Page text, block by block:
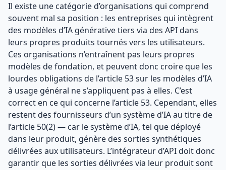
Il existe une catégorie d’organisations qui comprend
souvent mal sa position : les entreprises qui intègrent
des modèles d’IA générative tiers via des API dans
leurs propres produits tournés vers les utilisateurs.
Ces organisations n’entraînent pas leurs propres
modèles de fondation, et peuvent donc croire que les
lourdes obligations de l’article 53 sur les modèles d’IA
à usage général ne s’appliquent pas à elles. C’est
correct en ce qui concerne l’article 53. Cependant, elles
restent des fournisseurs d’un système d’IA au titre de
l’article 50(2) — car le système d’IA, tel que déployé
dans leur produit, génère des sorties synthétiques
délivrées aux utilisateurs. L’intégrateur d’API doit donc
garantir que les sorties délivrées via leur produit sont